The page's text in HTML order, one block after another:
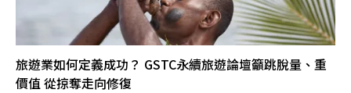
旅遊業如何定義成功？ GSTC永續旅遊論壇籲跳脫量、重
價值 從掠奪走向修復